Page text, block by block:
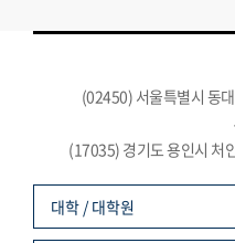
(02450) 서울특별시 동
(17035) 경기도 용인시 처
대학 / 대학원